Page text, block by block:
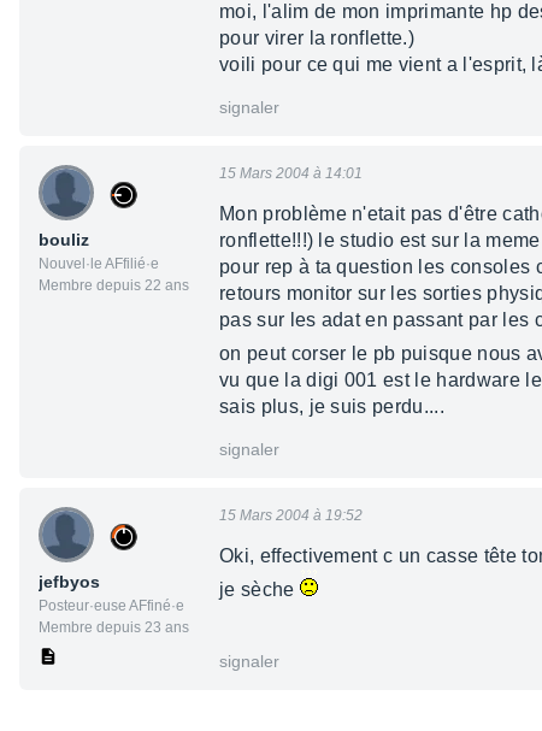
moi, l'alim de mon imprimante hp
pour virer la ronflette.)
voili pour ce qui me vient a l'esprit,
signaler
bouliz
Nouvel·le AFfilié·e
Membre depuis 22 ans
15 Mars 2004 à 14:01
Mon problème n'etait pas d'être
ronflette!!!) le studio est sur la
pour rep à ta question les consoles
retours monitor sur les sorties
pas sur les adat en passant par les
on peut corser le pb puisque nous
vu que la digi 001 est le hardware
sais plus, je suis perdu....
signaler
jefbyos
Posteur·euse AFfiné·e
Membre depuis 23 ans
15 Mars 2004 à 19:52
Oki, effectivement c un casse tête
je sèche
signaler